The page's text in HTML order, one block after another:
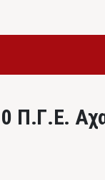
Π.Γ.Ε.